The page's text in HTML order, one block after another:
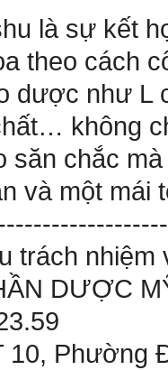
là sự kết
theo cách
dược như L
không
săn chắc
và một mái
trách nhiệm
DƯỢC
Phường